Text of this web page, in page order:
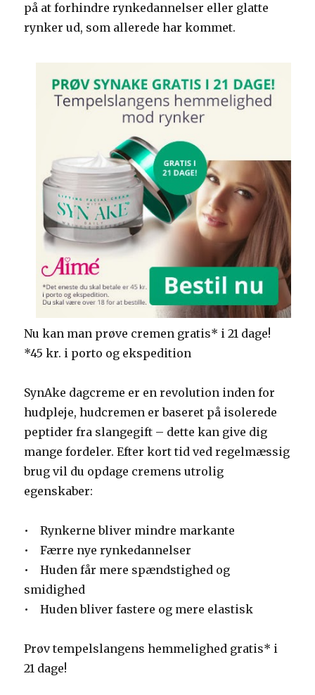
på at forhindre rynkedannelser eller glatte
rynker ud, som allerede har kommet.
Nu kan man prøve cremen gratis* i 21 dage!
*45 kr. i porto og ekspedition
SynAke dagcreme er en revolution inden for
hudpleje, hudcremen er baseret på isolerede
peptider fra slangegift – dette kan give dig
mange fordeler. Efter kort tid ved regelmæssig
brug vil du opdage cremens utrolig
egenskaber:
• Rynkerne bliver mindre markante
• Færre nye rynkedannelser
• Huden får mere spændstighed og
smidighed
• Huden bliver fastere og mere elastisk
Prøv tempelslangens hemmelighed gratis* i
21 dage!